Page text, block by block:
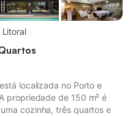
Litoral
localizada no Porto e
propriedade de 150 m² é
cozinha, três quartos e